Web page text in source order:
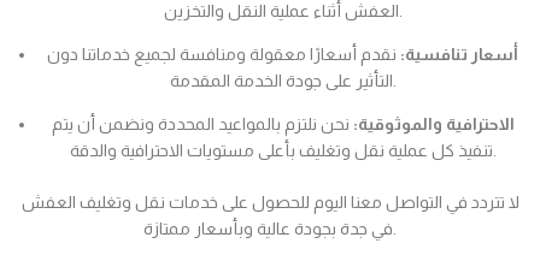
العفش أثناء عملية النقل والتخزين.
أسعار تنافسية: نقدم أسعارًا معقولة ومنافسة لجميع خدماتنا دون
التأثير على جودة الخدمة المقدمة.
الاحترافية والموثوقية: نحن نلتزم بالمواعيد المحددة ونضمن أن يتم
تنفيذ كل عملية نقل وتغليف بأعلى مستويات الاحترافية والدقة.
لا تتردد في التواصل معنا اليوم للحصول على خدمات نقل وتغليف العفش
في جدة بجودة عالية وبأسعار ممتازة.